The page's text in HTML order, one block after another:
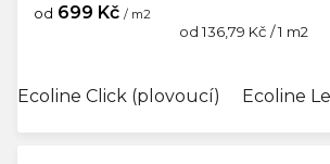
od 699 Kč / m2
Měrná
od 136,79 Kč / 1 m2
Ecoline Click (plovoucí) Ecoline